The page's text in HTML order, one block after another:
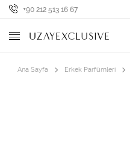
+90 212 513 16 67
Ana Sayfa Erkek Parfümleri